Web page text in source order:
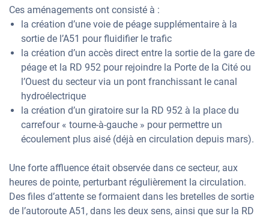
Ces aménagements ont consisté à :
la création d’une voie de péage supplémentaire à la
sortie de l’A51 pour fluidifier le trafic
la création d’un accès direct entre la sortie de la gare de
péage et la RD 952 pour rejoindre la Porte de la Cité ou
l’Ouest du secteur via un pont franchissant le canal
hydroélectrique
la création d’un giratoire sur la RD 952 à la place du
carrefour « tourne-à-gauche » pour permettre un
écoulement plus aisé (déjà en circulation depuis mars).
Une forte affluence était observée dans ce secteur, aux
heures de pointe, perturbant régulièrement la circulation.
Des files d’attente se formaient dans les bretelles de sortie
de l’autoroute A51, dans les deux sens, ainsi que sur la RD